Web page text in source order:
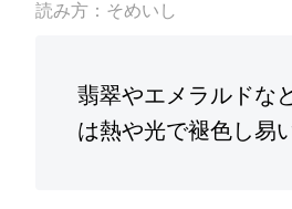
読み方： そめいし
翡翠やエメラルドな
は熱や光で褪色し易